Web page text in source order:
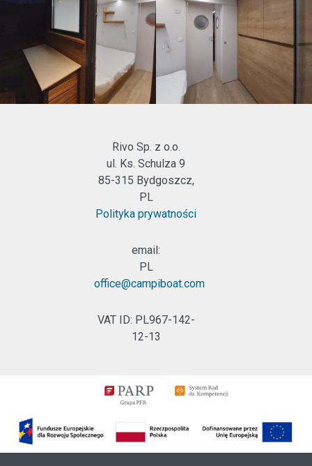
Rivo Sp. z o.o.
ul. Ks. Schulza 9
85-315 Bydgoszcz,
PL
Polityka prywatności
email:
PL
office@campiboat.com
VAT ID: PL967-142-
12-13